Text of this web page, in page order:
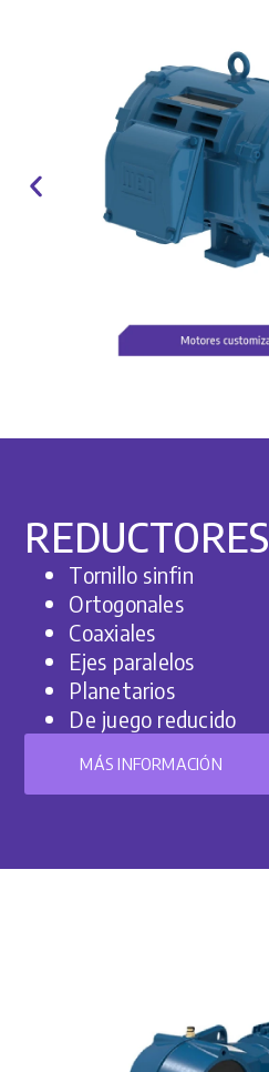
REDUCTORES
Tornillo sinfin
Ortogonales
Coaxiales
Ejes paralelos
Planetarios
De juego reducido
MÁS INFORMACIÓN